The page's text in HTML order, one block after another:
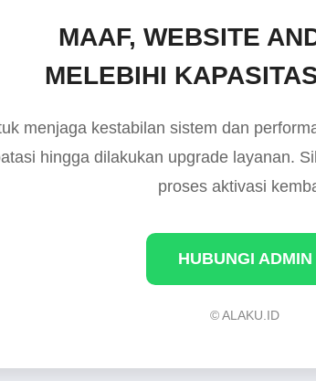
MAAF, WEBSITE
MELEBIHI
menjaga kestabilan sistem dan
hingga dilakukan upgrade layanan.
proses aktivasi
HUBUNGI ADMIN
© ALAKU.ID